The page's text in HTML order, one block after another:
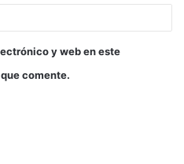
y web en este
comente.